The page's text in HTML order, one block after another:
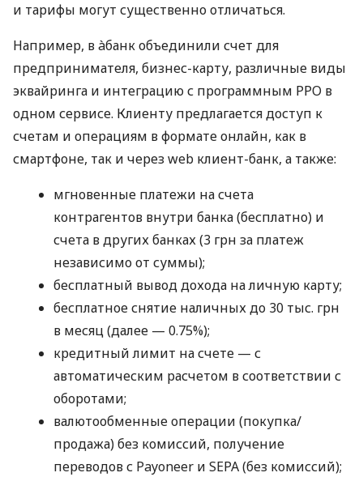
и тарифы могут существенно отличаться.
Например, в àбанк объединили счет для
предпринимателя, бизнес-карту, различные виды
эквайринга и интеграцию с программным РРО в
одном сервисе. Клиенту предлагается доступ к
счетам и операциям в формате онлайн, как в
смартфоне, так и через web клиент-банк, а также:
мгновенные платежи на счета
контрагентов внутри банка (бесплатно) и
счета в других банках (3 грн за платеж
независимо от суммы);
бесплатный вывод дохода на личную карту;
бесплатное снятие наличных до 30 тыс. грн
в месяц (далее — 0.75%);
кредитный лимит на счете — с
автоматическим расчетом в соответствии с
оборотами;
валютообменные операции (покупка/
продажа) без комиссий, получение
переводов с Payoneer и SEPA (без комиссий);